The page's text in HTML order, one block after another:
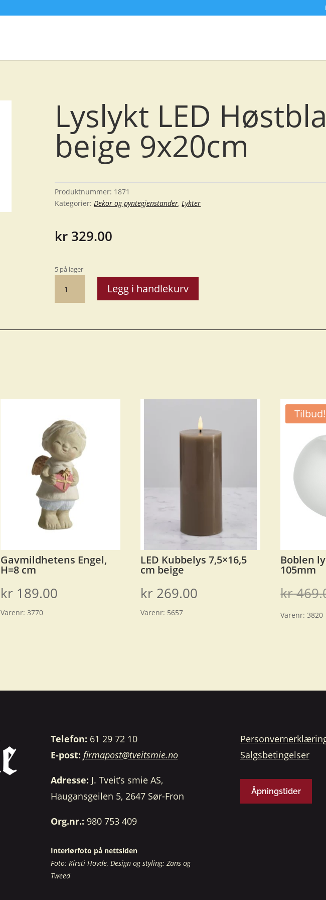
Products
Lyslykt LED
beige 9x20cm
Produktnummer: 1871
Kategorier: Dekor og pyntegjenstander, Lykter
kr 329.00
5 på lager
LED
Høstblad,
Legg i handlekurv
Gavmildhetens Engel,
H=8 cm
kr 189.00
Varenr:3770
LED Kubbelys 7,5×16,5
cm beige
kr 269.00
Varenr: 5657
Tilbud!
Boblen
105mm
kr
Varenr:3820
Telefon: 61 29 72 10
E-post: firmapost@tveitsmie.no
Adresse: J. Tveit’s smie AS,
Haugansgeilen 5, 2647 Sør-Fron
Org.nr.: 980 753 409
Interiørfoto på nettsiden
Foto: Kirsti Hovde, Design og styling: Zans og
Tweed
Salgsbetingelser
Åpningstider